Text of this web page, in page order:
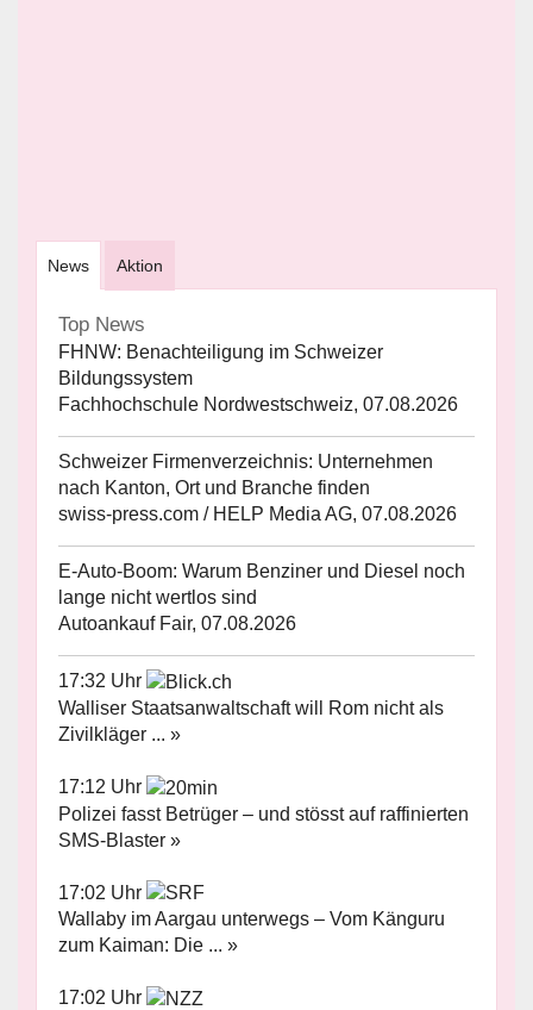
News Aktion
Top News
FHNW: Benachteiligung im Schweizer
Bildungssystem
Fachhochschule Nordwestschweiz, 07.08.2026
Schweizer Firmenverzeichnis: Unternehmen
nach Kanton, Ort und Branche finden
swiss-press.com / HELP Media AG, 07.08.2026
E-Auto-Boom: Warum Benziner und Diesel noch
lange nicht wertlos sind
Autoankauf Fair, 07.08.2026
17:32 Uhr
Walliser Staatsanwaltschaft will Rom nicht als
Zivilkläger ... »
17:12 Uhr
Polizei fasst Betrüger – und stösst auf raffinierten
SMS-Blaster »
17:02 Uhr
Wallaby im Aargau unterwegs – Vom Känguru
zum Kaiman: Die ... »
17:02 Uhr